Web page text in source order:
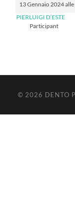
13 Gennaio 2024
PIERLUIGI D’ESTE
Participant
© 2026 DENTO